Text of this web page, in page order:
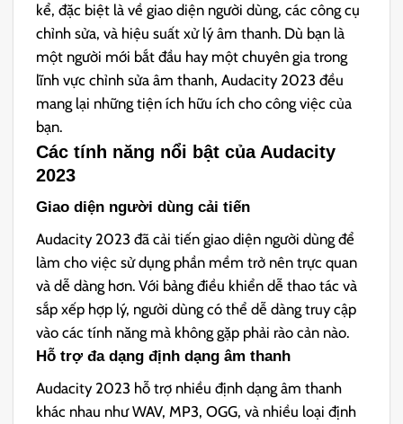
kể, đặc biệt là về giao diện người dùng, các công cụ
chỉnh sửa, và hiệu suất xử lý âm thanh. Dù bạn là
một người mới bắt đầu hay một chuyên gia trong
lĩnh vực chỉnh sửa âm thanh, Audacity 2023 đều
mang lại những tiện ích hữu ích cho công việc của
bạn.
Các tính năng nổi bật của Audacity
2023
Giao diện người dùng cải tiến
Audacity 2023 đã cải tiến giao diện người dùng để
làm cho việc sử dụng phần mềm trở nên trực quan
và dễ dàng hơn. Với bảng điều khiển dễ thao tác và
sắp xếp hợp lý, người dùng có thể dễ dàng truy cập
vào các tính năng mà không gặp phải rào cản nào.
Hỗ trợ đa dạng định dạng âm thanh
Audacity 2023 hỗ trợ nhiều định dạng âm thanh
khác nhau như WAV, MP3, OGG, và nhiều loại định